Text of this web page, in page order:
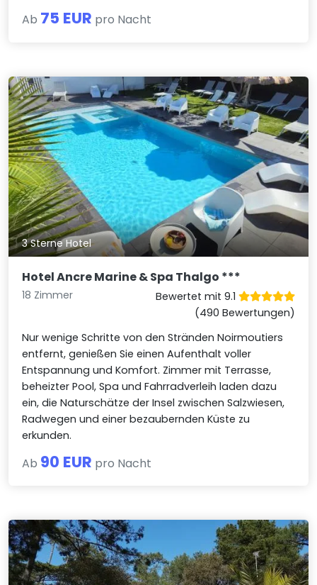
Ab 75 EUR pro Nacht
3 Sterne Hotel
Hotel Ancre Marine & Spa Thalgo ***
18 Zimmer
Bewertet mit 9.1
(490 Bewertungen)
Nur wenige Schritte von den Stränden Noirmoutiers
entfernt, genießen Sie einen Aufenthalt voller
Entspannung und Komfort. Zimmer mit Terrasse,
beheizter Pool, Spa und Fahrradverleih laden dazu
ein, die Naturschätze der Insel zwischen Salzwiesen,
Radwegen und einer bezaubernden Küste zu
erkunden.
Ab 90 EUR pro Nacht